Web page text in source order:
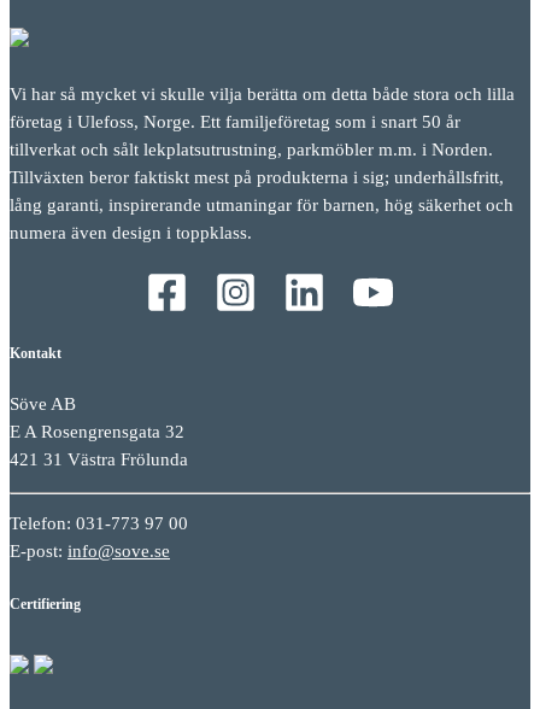
Vi har så mycket vi skulle vilja berätta om detta både stora och lilla
företag i Ulefoss, Norge. Ett familjeföretag som i snart 50 år
tillverkat och sålt lekplatsutrustning, parkmöbler m.m. i Norden.
Tillväxten beror faktiskt mest på produkterna i sig; underhållsfritt,
lång garanti, inspirerande utmaningar för barnen, hög säkerhet och
numera även design i toppklass.
Kontakt
Söve AB
E A Rosengrensgata 32
421 31 Västra Frölunda
Telefon: 031-773 97 00
E-post: info@sove.se
Certifiering